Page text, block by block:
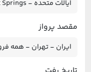
مقصد پرواز